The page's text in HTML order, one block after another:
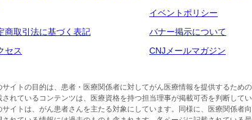
イベントポリシー
商取引法に基づく表記
バナー掲示について
セス
CNJメールマガジン
サイトの目的は、患者・医療関係者に対してがん医療情報を提供するため
されているコンテンツは、医療資格を持つ担当理事が掲載可否を判断して
サイトは、がん患者さんを主たる対象にしています。同様に、医療関係者